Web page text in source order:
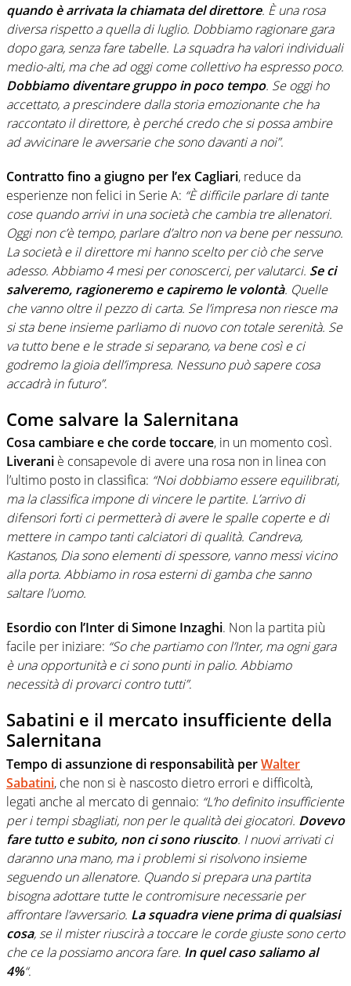
quando è arrivata la chiamata del direttore. È una rosa
diversa rispetto a quella di luglio. Dobbiamo ragionare gara
dopo gara, senza fare tabelle. La squadra ha valori individuali
medio-alti, ma che ad oggi come collettivo ha espresso poco.
Dobbiamo diventare gruppo in poco tempo. Se oggi ho
accettato, a prescindere dalla storia emozionante che ha
raccontato il direttore, è perché credo che si possa ambire
ad avvicinare le avversarie che sono davanti a noi”.
Contratto fino a giugno per l’ex Cagliari, reduce da
esperienze non felici in Serie A: “È difficile parlare di tante
cose quando arrivi in una società che cambia tre allenatori.
Oggi non c’è tempo, parlare d’altro non va bene per nessuno.
La società e il direttore mi hanno scelto per ciò che serve
adesso. Abbiamo 4 mesi per conoscerci, per valutarci. Se ci
salveremo, ragioneremo e capiremo le volontà. Quelle
che vanno oltre il pezzo di carta. Se l’impresa non riesce ma
si sta bene insieme parliamo di nuovo con totale serenità. Se
va tutto bene e le strade si separano, va bene così e ci
godremo la gioia dell’impresa. Nessuno può sapere cosa
accadrà in futuro”.
Come salvare la Salernitana
Cosa cambiare e che corde toccare, in un momento così.
Liverani è consapevole di avere una rosa non in linea con
l’ultimo posto in classifica: “Noi dobbiamo essere equilibrati,
ma la classifica impone di vincere le partite. L’arrivo di
difensori forti ci permetterà di avere le spalle coperte e di
mettere in campo tanti calciatori di qualità. Candreva,
Kastanos, Dia sono elementi di spessore, vanno messi vicino
alla porta. Abbiamo in rosa esterni di gamba che sanno
saltare l’uomo.
Esordio con l’Inter di Simone Inzaghi. Non la partita più
facile per iniziare: “So che partiamo con l’Inter, ma ogni gara
è una opportunità e ci sono punti in palio. Abbiamo
necessità di provarci contro tutti”.
Sabatini e il mercato insufficiente della
Salernitana
Tempo di assunzione di responsabilità perWalter
Sabatini, che non si è nascosto dietro errori e difficoltà,
legati anche al mercato di gennaio: “L’ho definito insufficiente
per i tempi sbagliati, non per le qualità dei giocatori. Dovevo
fare tutto e subito, non ci sono riuscito. I nuovi arrivati ci
daranno una mano, ma i problemi si risolvono insieme
seguendo un allenatore. Quando si prepara una partita
bisogna adottare tutte le contromisure necessarie per
affrontare l’avversario. La squadra viene prima di qualsiasi
cosa, se il mister riuscirà a toccare le corde giuste sono certo
che ce la possiamo ancora fare. In quel caso saliamo al
4%“.